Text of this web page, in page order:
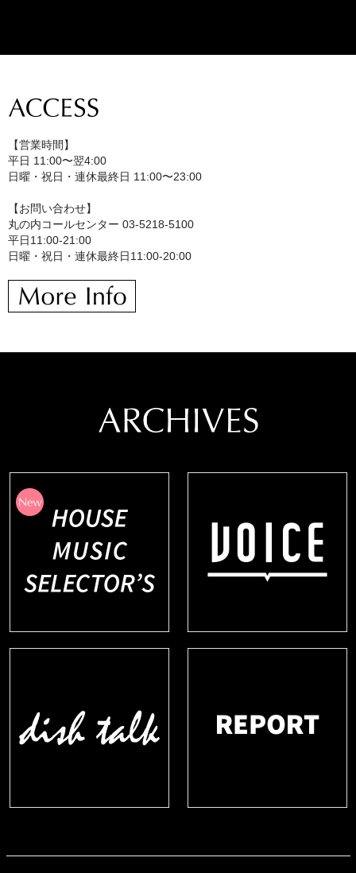
【営業時間】
平日 11:00〜翌4:00
日曜・祝日・連休最終日 11:00〜23:00
【お問い合わせ】
丸の内コールセンター 03-5218-5100
平日11:00-21:00
日曜・祝日・連休最終日11:00-20:00